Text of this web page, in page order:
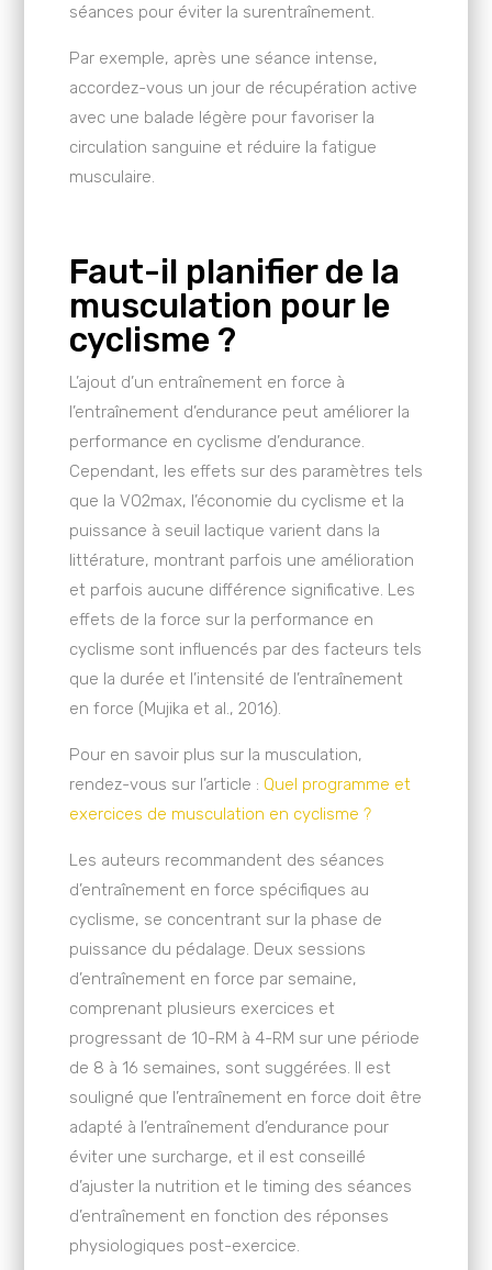
séances pour éviter la surentraînement.
Par exemple, après une séance intense,
accordez-vous un jour de récupération active
avec une balade légère pour favoriser la
circulation sanguine et réduire la fatigue
musculaire.
Faut-il planifier de la
musculation pour le
cyclisme ?
L’ajout d’un entraînement en force à
l’entraînement d’endurance peut améliorer la
performance en cyclisme d’endurance.
Cependant, les effets sur des paramètres tels
que la VO2max, l’économie du cyclisme et la
puissance à seuil lactique varient dans la
littérature, montrant parfois une amélioration
et parfois aucune différence significative. Les
effets de la force sur la performance en
cyclisme sont influencés par des facteurs tels
que la durée et l’intensité de l’entraînement
en force (Mujika et al., 2016).
Pour en savoir plus sur la musculation,
rendez-vous sur l’article : Quel programme et
exercices de musculation en cyclisme ?
Les auteurs recommandent des séances
d’entraînement en force spécifiques au
cyclisme, se concentrant sur la phase de
puissance du pédalage. Deux sessions
d’entraînement en force par semaine,
comprenant plusieurs exercices et
progressant de 10-RM à 4-RM sur une période
de 8 à 16 semaines, sont suggérées. Il est
souligné que l’entraînement en force doit être
adapté à l’entraînement d’endurance pour
éviter une surcharge, et il est conseillé
d’ajuster la nutrition et le timing des séances
d’entraînement en fonction des réponses
physiologiques post-exercice.